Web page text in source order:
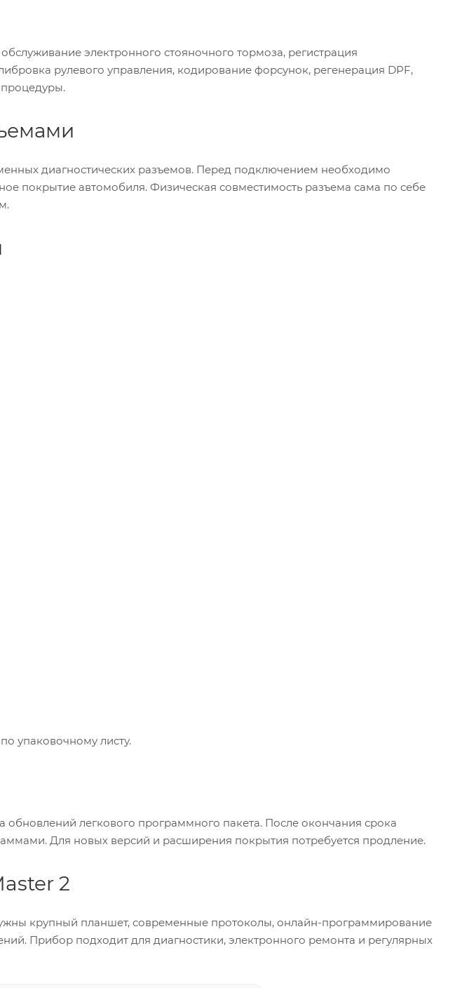
электронного стояночного тормоза, регистрация
рулевого управления, кодирование форсунок, регенерация DPF,
процедуры.
диагностических разъемов. Перед подключением необходимо
покрытие автомобиля. Физическая совместимость разъема сама по себе
упаковочному листу.
обновлений легкового программного пакета. После окончания срока
Для новых версий и расширения покрытия потребуется продление.
2
крупный планшет, современные протоколы, онлайн-программирование
Прибор подходит для диагностики, электронного ремонта и регулярных